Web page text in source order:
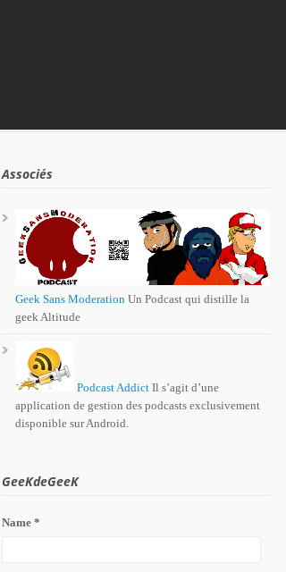
Associés
Geek Sans ModerationUn Podcast qui distille la
geek Altitude
Podcast AddictIl s’agit d’une
application de gestion des podcasts exclusivement
disponible sur Android.
GeeKdeGeeK
Name *